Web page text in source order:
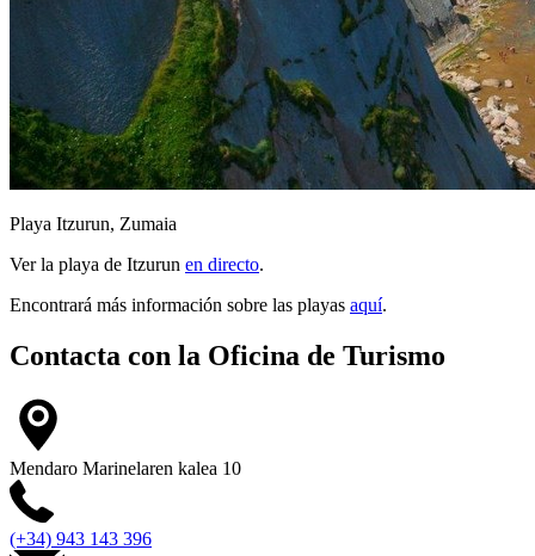
Playa Itzurun, Zumaia
Ver la playa de Itzurun en directo.
Encontrará más información sobre las playas aquí.
Contacta con la Oficina de Turismo
Mendaro Marinelaren kalea 10
(+34) 943 143 396